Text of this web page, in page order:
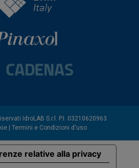
IdroLAB S.r.l. P.I. 03210620963
| Termini e Condizioni d'uso
relative alla privacy